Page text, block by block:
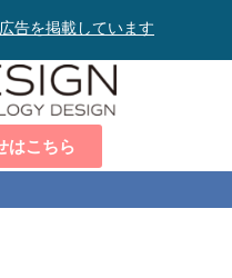
告を掲載しています
はこちら